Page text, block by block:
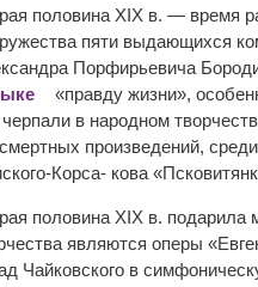
половина XIX в. — время
пяти выдающихся
Порфирьевича
«правду жизни»,
в народном
произведений,
Корса- кова
половина XIX в. подарила
являются оперы
Чайковского в